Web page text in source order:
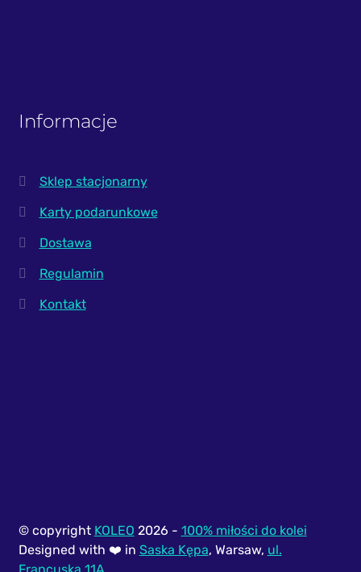
Informacje
Sklep stacjonarny
Karty podarunkowe
Dostawa
Regulamin
Kontakt
© copyright KOLEO 2026 - 100% miłości do kolei
Designed with ❤️ in Saska Kępa, Warsaw, ul.